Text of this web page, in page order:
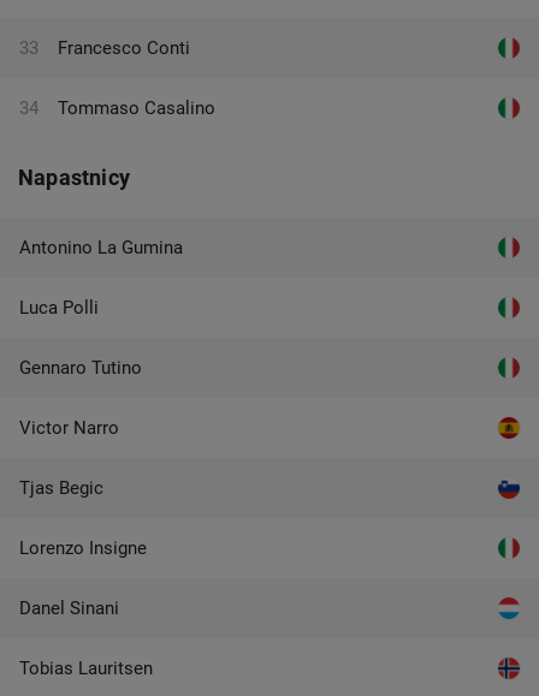
33 Francesco Conti
34 Tommaso Casalino
Napastnicy
Antonino La Gumina
Luca Polli
Gennaro Tutino
Victor Narro
Tjas Begic
Lorenzo Insigne
Danel Sinani
Tobias Lauritsen